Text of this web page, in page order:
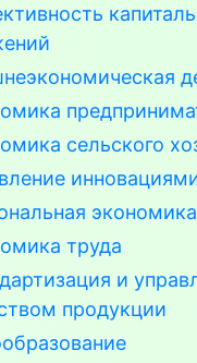
сельского
экономика
труда
и
продукции